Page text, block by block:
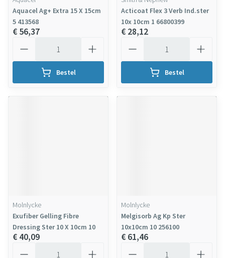
Aquacel Ag+ Extra 15 X 15cm
5 413568
€ 56,37
Bestel
Acticoat Flex 3 Verb Ind.ster
10x 10cm 1 66800399
€ 28,12
Bestel
Molnlycke
Exufiber Gelling Fibre
Dressing Ster 10 X 10cm 10
€ 40,09
Molnlycke
Melgisorb Ag Kp Ster
10x10cm 10 256100
€ 61,46